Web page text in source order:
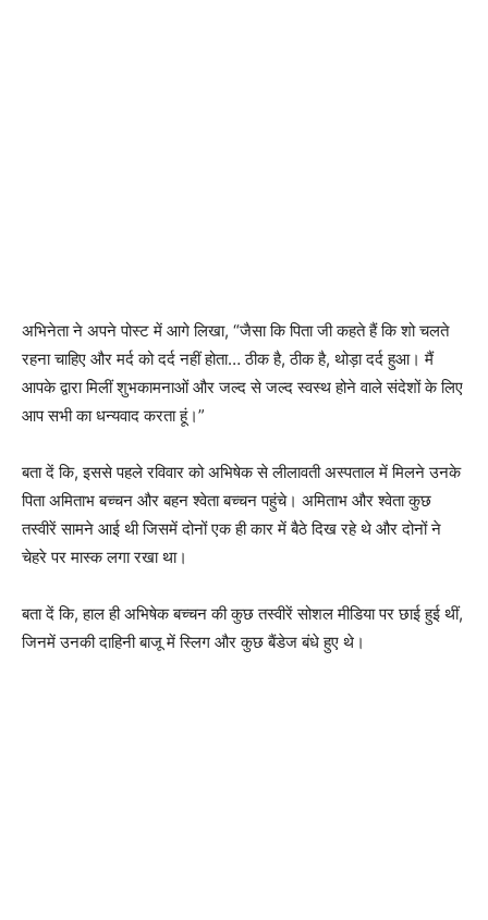
अभिनेता ने अपने पोस्ट में आगे लिखा, “जैसा कि पिता जी कहते हैं कि शो चलते
रहना चाहिए और मर्द को दर्द नहीं होता… ठीक है, ठीक है, थोड़ा दर्द हुआ। मैं
आपके द्वारा मिलीं शुभकामनाओं और जल्द से जल्द स्वस्थ होने वाले संदेशों के लिए
आप सभी का धन्यवाद करता हूं।”
बता दें कि, इससे पहले रविवार को अभिषेक से लीलावती अस्पताल में मिलने उनके
पिता अमिताभ बच्चन और बहन श्वेता बच्चन पहुंचे। अमिताभ और श्वेता कुछ
तस्वीरें सामने आई थी जिसमें दोनों एक ही कार में बैठे दिख रहे थे और दोनों ने
चेहरे पर मास्क लगा रखा था।
बता दें कि, हाल ही अभिषेक बच्चन की कुछ तस्वीरें सोशल मीडिया पर छाई हुई थीं,
जिनमें उनकी दाहिनी बाजू में स्लिग और कुछ बैंडेज बंधे हुए थे।